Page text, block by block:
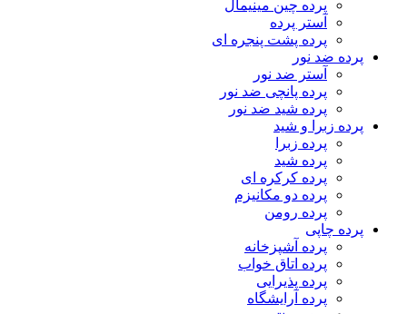
پرده چین مینیمال
آستر پرده
پرده پشت پنجره ای
پرده ضد نور
آستر ضد نور
پرده پانچی ضد نور
پرده شید ضد نور
پرده زبرا و شید
پرده زبرا
پرده شید
پرده کرکره ای
پرده دو مکانیزم
پرده رومن
پرده چاپی
پرده آشپزخانه
پرده اتاق خواب
پرده پذیرایی
پرده آرایشگاه